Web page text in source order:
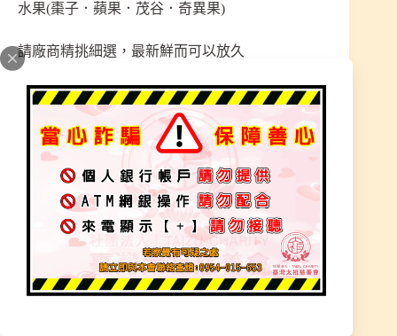
水果(棗子．蘋果．茂谷．奇異果)
請廠商精挑細選，最新鮮而可以放久
太祖職員載往弱勢機構發放出去
祝壽祈福供品不浪費又可協助弱勢族群盡點心力